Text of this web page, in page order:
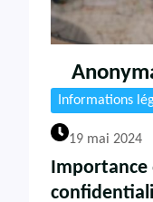
Informations
19 mai 2024
Importance